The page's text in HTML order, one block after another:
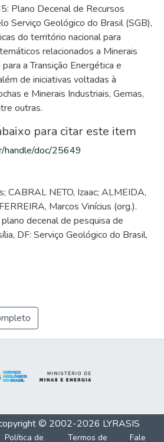
Plano Decenal de Recursos
Serviço Geológico do Brasil (SGB),
do território nacional para
relacionados a Minerais
a Transição Energética e
de iniciativas voltadas à
e Minerais Industriais, Gemas,
outras.
para citar este item
handle/doc/25649
CABRAL NETO, Izaac; ALMEIDA,
Marcos Vinícius (org.).
decenal de pesquisa de
DF: Serviço Geológico do Brasil,
© 2002-2026 LYRASIS
Política de Termos de Fale